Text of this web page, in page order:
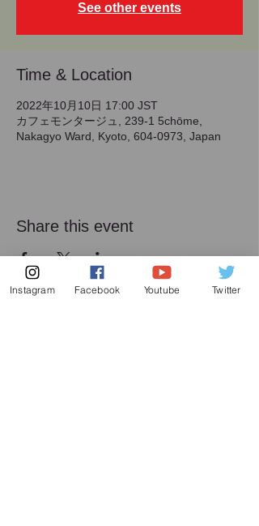
See other events
Time & Location
2022年10月10日 17:00 JST
カフェモンタージュ, 239-1 5chōme,
Nakagyo Ward, Kyoto, 604-0973, Japan
Share this event
Instagram Facebook Youtube Twitter